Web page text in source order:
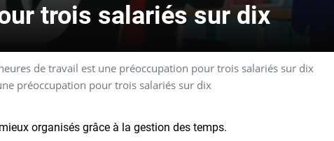
trois salariés sur dix
de travail est une préoccupation pour trois salariés sur dix
préoccupation pour trois salariés sur dix
organisés grâce à la gestion des temps.